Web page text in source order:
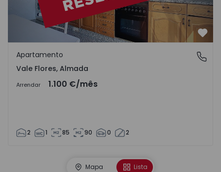
Vale Flores, Almada
Apartamento
Vale Flores, Almada
Arrendar 1.100 €/mês
2 1 85 90 0 2
Mapa Lista